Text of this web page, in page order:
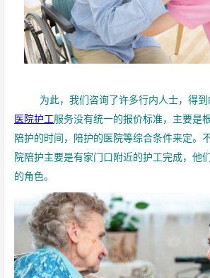
为此，我们咨询了许多行内人士，得到
医院护工服务没有统一的报价标准，主要是
陪护的时间，陪护的医院等综合条件来定。
院陪护主要是有家门口附近的护工完成，他
的角色。